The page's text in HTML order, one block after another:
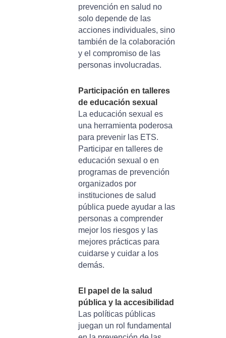
prevención en salud no
solo depende de las
acciones individuales, sino
también de la colaboración
y el compromiso de las
personas involucradas.
Participación en talleres
de educación sexual
La educación sexual es
una herramienta poderosa
para prevenir las ETS.
Participar en talleres de
educación sexual o en
programas de prevención
organizados por
instituciones de salud
pública puede ayudar a las
personas a comprender
mejor los riesgos y las
mejores prácticas para
cuidarse y cuidar a los
demás.
El papel de la salud
pública y la accesibilidad
Las políticas públicas
juegan un rol fundamental